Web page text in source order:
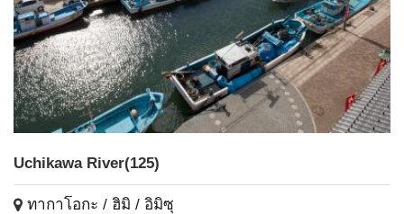
Uchikawa River(125)
ทากาโอกะ / ฮิมิ / อิมิซุ